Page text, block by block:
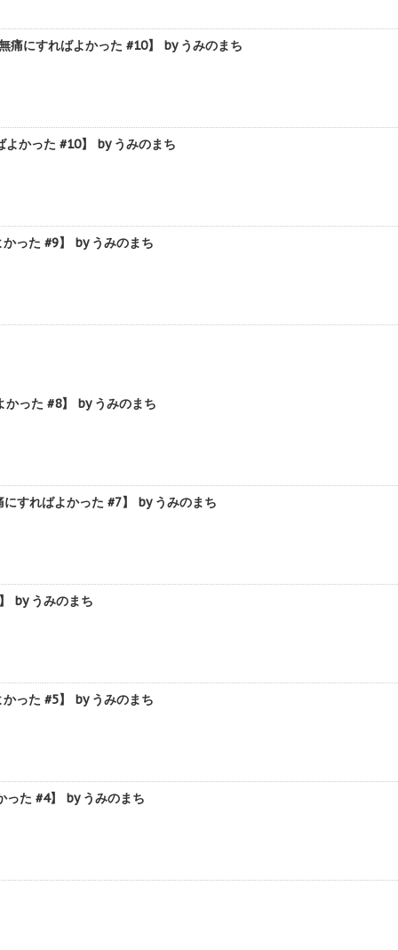
痛にすればよかった #10】 by うみのまち
かった #10】 by うみのまち
った #9】 by うみのまち
かった #8】 by うみのまち
すればよかった #7】 by うみのまち
by うみのまち
った #5】 by うみのまち
った #4】 by うみのまち